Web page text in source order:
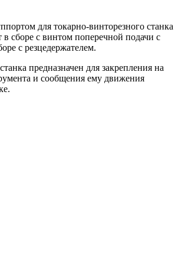
для токарно-винторезного станка
в сборе с винтом поперечной подачи с
с резцедержателем.
предназначен для закрепления на
и сообщения ему движения